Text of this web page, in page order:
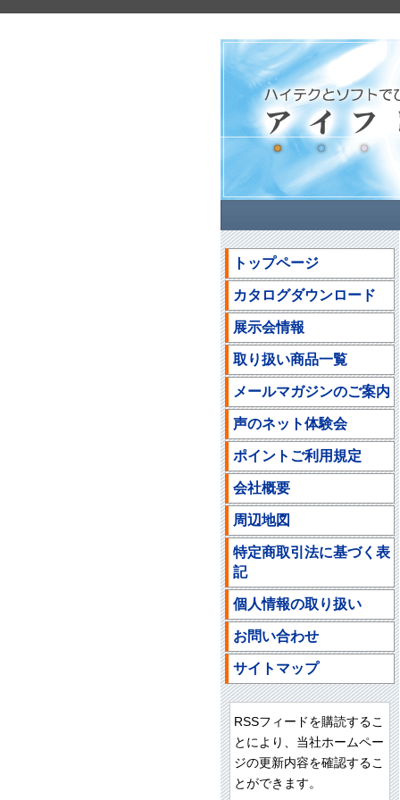
トップページ
カタログダウンロード
展示会情報
取り扱い商品一覧
メールマガジンのご案内
声のネット体験会
ポイントご利用規定
会社概要
周辺地図
特定商取引法に基づく表
記
個人情報の取り扱い
お問い合わせ
サイトマップ
RSSフィードを購読するこ
とにより、当社ホームペー
ジの更新内容を確認するこ
とができます。